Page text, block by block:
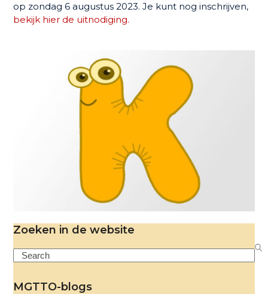
op zondag 6 augustus 2023. Je kunt nog inschrijven,
bekijk hier de uitnodiging.
Zoeken in de website
Search
MGTTO-blogs